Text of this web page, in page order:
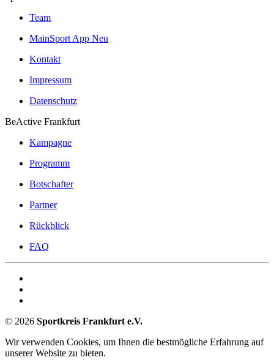
Team
MainSport App Neu
Kontakt
Impressum
Datenschutz
BeActive Frankfurt
Kampagne
Programm
Botschafter
Partner
Rückblick
FAQ
© 2026 Sportkreis Frankfurt e.V.
Wir verwenden Cookies, um Ihnen die bestmögliche Erfahrung auf
unserer Website zu bieten.